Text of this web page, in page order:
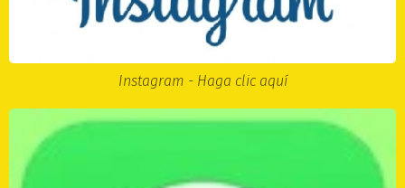
Instagram - Haga clic aquí